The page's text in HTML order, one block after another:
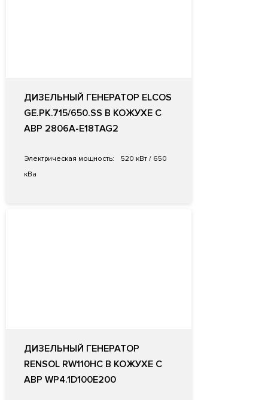
ДИЗЕЛЬНЫЙ ГЕНЕРАТОР ELCOS
GE.PK.715/650.SS В КОЖУХЕ С
АВР 2806A-E18TAG2
Электрическая мощность:
520 кВт / 650
кВа
ДИЗЕЛЬНЫЙ ГЕНЕРАТОР
RENSOL RW110HC В КОЖУХЕ С
АВР WP4.1D100E200